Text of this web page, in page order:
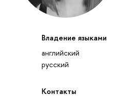
Владение языками
английский
русский
Контакты